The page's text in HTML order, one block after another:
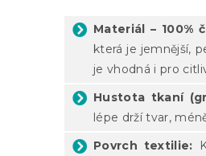
Materiál – 100%
která je jemnější,
je vhodná i pro
Hustota tkaní
lépe drží tvar,
Povrch textilie: